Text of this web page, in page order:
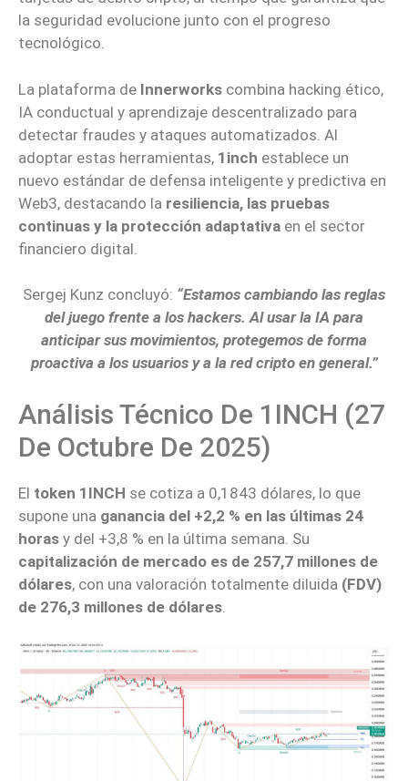
la seguridad evolucione junto con el progreso
tecnológico.
La plataforma de Innerworks combina hacking ético,
IA conductual y aprendizaje descentralizado para
detectar fraudes y ataques automatizados. Al
adoptar estas herramientas, 1inch establece un
nuevo estándar de defensa inteligente y predictiva en
Web3, destacando la resiliencia, las pruebas
continuas y la protección adaptativa en el sector
financiero digital.
Sergej Kunz concluyó: “Estamos cambiando las reglas
del juego frente a los hackers. Al usar la IA para
anticipar sus movimientos, protegemos de forma
proactiva a los usuarios y a la red cripto en general.”
Análisis Técnico De 1INCH (27
De Octubre De 2025)
El token 1INCH se cotiza a 0,1843 dólares, lo que
supone una ganancia del +2,2 % en las últimas 24
horas y del +3,8 % en la última semana. Su
capitalización de mercado es de 257,7 millones de
dólares, con una valoración totalmente diluida (FDV)
de 276,3 millones de dólares